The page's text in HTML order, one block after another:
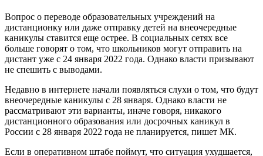
Вопрос о переводе образовательных учреждений на
дистанционку или даже отправку детей на внеочередные
каникулы ставится еще острее. В социальных сетях все
больше говорят о том, что школьников могут отправить на
дистант уже с 24 января 2022 года. Однако власти призывают
не спешить с выводами.
Недавно в интернете начали появляться слухи о том, что будут
внеочередные каникулы с 28 января. Однако власти не
рассматривают эти варианты, иначе говоря, никакого
дистанционного образования или досрочных каникул в
России с 28 января 2022 года не планируется, пишет МК.
Если в оперативном штабе поймут, что ситуация ухудшается,